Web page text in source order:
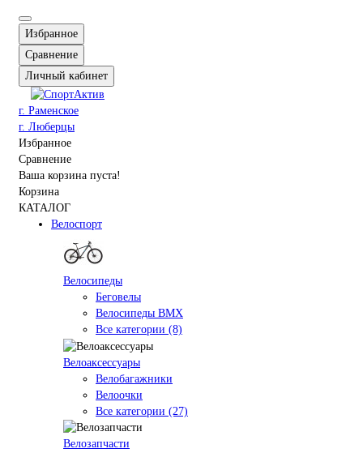
Избранное
Сравнение
Личный кабинет
г. Раменское
г. Люберцы
Избранное
Сравнение
Ваша корзина пуста!
Корзина
КАТАЛОГ
Велоспорт
Велосипеды
Беговелы
Велосипеды BMX
Все категории (8)
Велоаксессуары
Велобагажники
Велоочки
Все категории (27)
Велозапчасти